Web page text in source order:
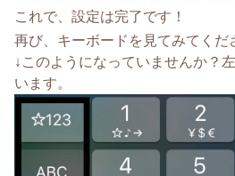
これで、設定は完了です！
再び、キーボードを見てみてくだ
↓このようになっていませんか？
います。